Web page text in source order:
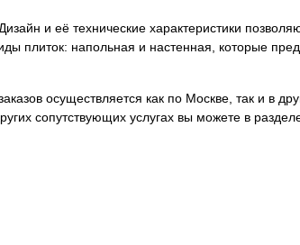
и её технические характеристики
плиток: напольная и настенная, которые
осуществляется как по Москве, так и в
сопутствующих услугах вы можете в